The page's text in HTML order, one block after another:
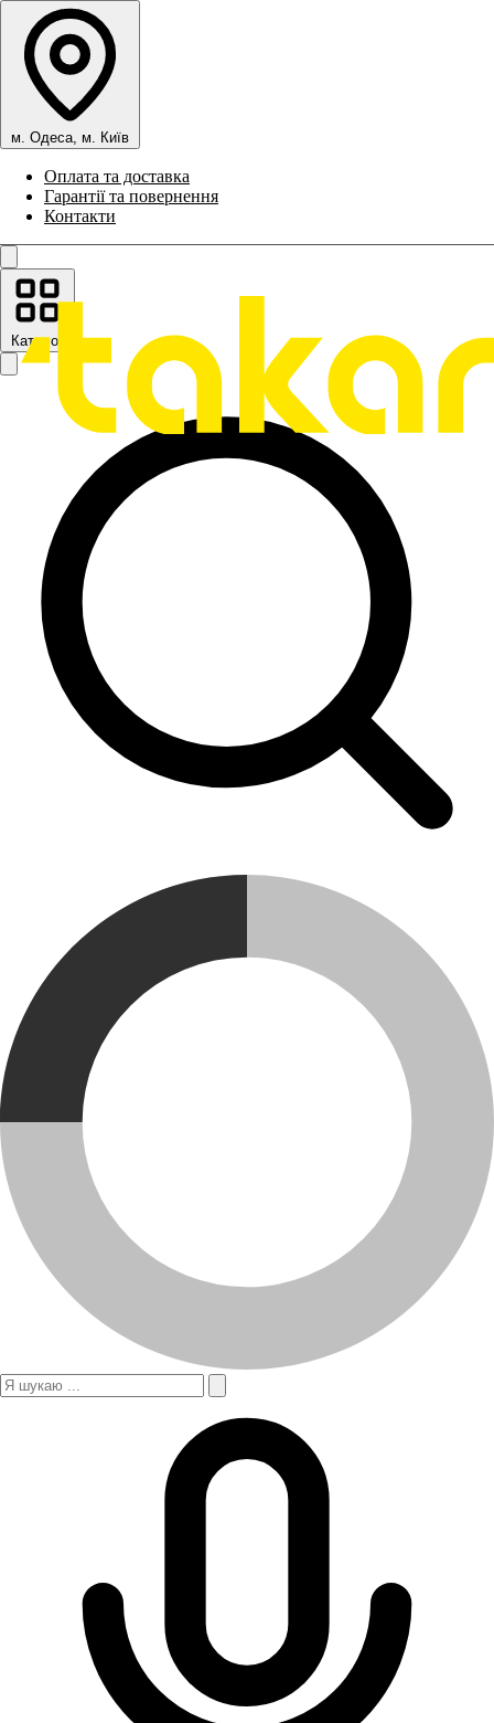
м. Одеса, м. Київ
Оплата та доставка
Гарантії та повернення
Контакти
Каталог